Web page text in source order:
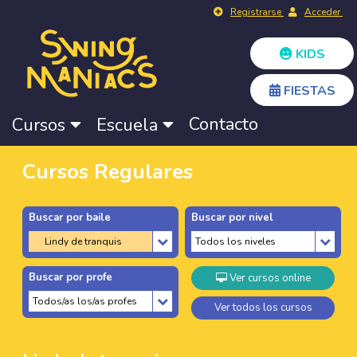
Registrarse Acceder
KIDS
FIESTAS
Cursos Escuela Contacto
Cursos Regulares
Buscar por baile Buscar por nivel
Buscar por profe Ver cursos online
Ver todos los cursos